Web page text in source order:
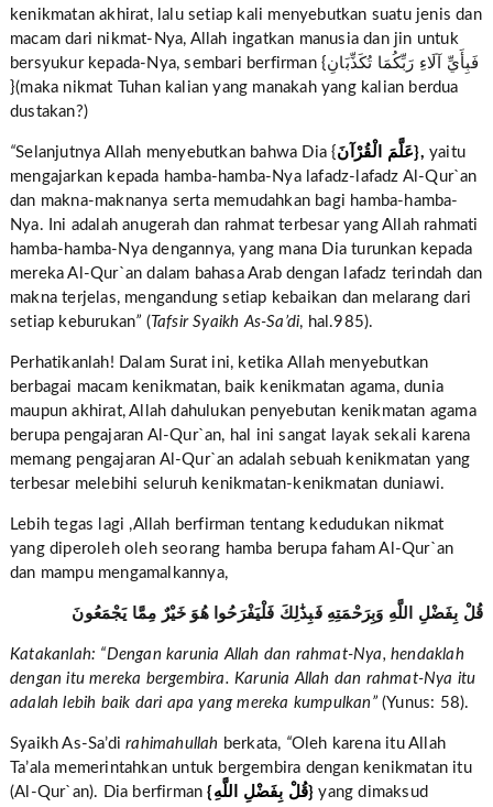
kenikmatan akhirat, lalu setiap kali menyebutkan suatu jenis dan
macam dari nikmat-Nya, Allah ingatkan manusia dan jin untuk
bersyukur kepada-Nya, sembari berfirman {فَبِأَيِّ آلَاءِ رَبِّكُمَا تُكَذِّبَانِ
}(maka nikmat Tuhan kalian yang manakah yang kalian berdua
dustakan?)
“Selanjutnya Allah menyebutkan bahwa Dia { عَلَّمَ الْقُرْآنَ}, yaitu
mengajarkan kepada hamba-hamba-Nya lafadz-lafadz Al-Qur`an
dan makna-maknanya serta memudahkan bagi hamba-hamba-
Nya. Ini adalah anugerah dan rahmat terbesar yang Allah rahmati
hamba-hamba-Nya dengannya, yang mana Dia turunkan kepada
mereka Al-Qur`an dalam bahasa Arab dengan lafadz terindah dan
makna terjelas, mengandung setiap kebaikan dan melarang dari
setiap keburukan” (Tafsir Syaikh As-Sa’di, hal.985).
Perhatikanlah! Dalam Surat ini, ketika Allah menyebutkan
berbagai macam kenikmatan, baik kenikmatan agama, dunia
maupun akhirat, Allah dahulukan penyebutan kenikmatan agama
berupa pengajaran Al-Qur`an, hal ini sangat layak sekali karena
memang pengajaran Al-Qur`an adalah sebuah kenikmatan yang
terbesar melebihi seluruh kenikmatan-kenikmatan duniawi.
Lebih tegas lagi ,Allah berfirman tentang kedudukan nikmat
yang diperoleh oleh seorang hamba berupa faham Al-Qur`an
dan mampu mengamalkannya,
قُلْ بِفَضْلِ اللَّهِ وَبِرَحْمَتِهِ فَبِذَٰلِكَ فَلْيَفْرَحُوا هُوَ خَيْرٌ مِمَّا يَجْمَعُونَ
Katakanlah: “Dengan karunia Allah dan rahmat-Nya, hendaklah
dengan itu mereka bergembira. Karunia Allah dan rahmat-Nya itu
adalah lebih baik dari apa yang mereka kumpulkan” (Yunus: 58).
Syaikh As-Sa’dirahimahullah berkata, “Oleh karena itu Allah
Ta’ala memerintahkan untuk bergembira dengan kenikmatan itu
(Al-Qur`an). Dia berfirman
{‏{‏قُلْ بِفَضْلِ اللَّهِ‏yang dimaksud